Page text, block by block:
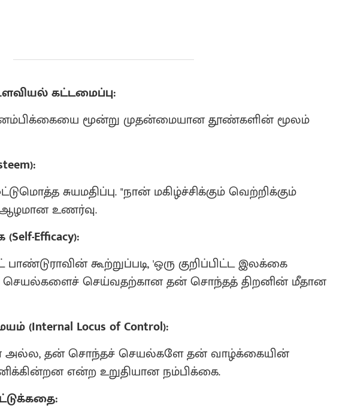
கட்டமைப்பு:
மூன்று முதன்மையான தூண்களின் மூலம்
சுயமதிப்பு. "நான் மகிழ்ச்சிக்கும் வெற்றிக்கும்
உணர்வு.
Efficacy):
கூற்றுப்படி, 'ஒரு குறிப்பிட்ட இலக்கை
செய்வதற்கான தன் சொந்தத் திறனின் மீதான
(Internal Locus of Control):
அல்ல, தன் சொந்தச் செயல்களே தன் வாழ்க்கையின்
என்ற உறுதியான நம்பிக்கை.